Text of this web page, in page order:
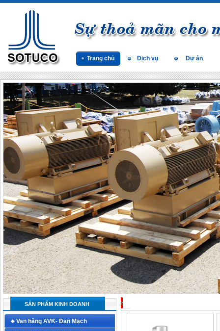
Trang chủ Dịch vụ Dự án
SẢN PHẨM KINH DOANH
Van hãng AVK- Đan Mạch